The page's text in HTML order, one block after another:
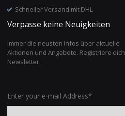
Schneller Versand mit DHL
Verpasse keine Neuigkeiten
Immer die neusten Infos über aktuelle
Aktionen und Angebote. Registriere
Newsletter.
Enter your e-mail Address*